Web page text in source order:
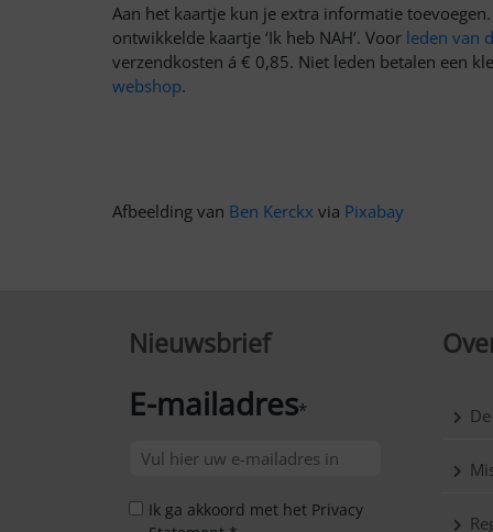
Aan het kaartje kun je extra informatie
ontwikkelde kaartje ‘Ik heb NAH’. Voor leden van
verzendkosten á € 0,85. Niet leden betalen een
webshop.
Afbeelding van Ben Kerckx via Pixabay
Nieuwsbrief
E-mailadres*
Ik ga akkoord met het Privacy